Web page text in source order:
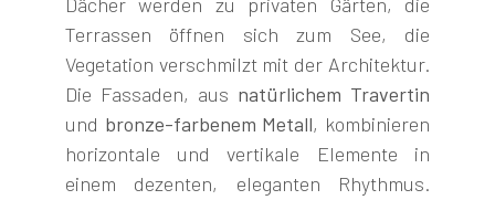
Dächer werden zu privaten Gärten, die
Terrassen öffnen sich zum See, die
Vegetation verschmilzt mit der Architektur.
Die Fassaden, aus natürlichem Travertin
und bronze-farbenem Metall, kombinieren
horizontale und vertikale Elemente in
einem dezenten, eleganten Rhythmus.